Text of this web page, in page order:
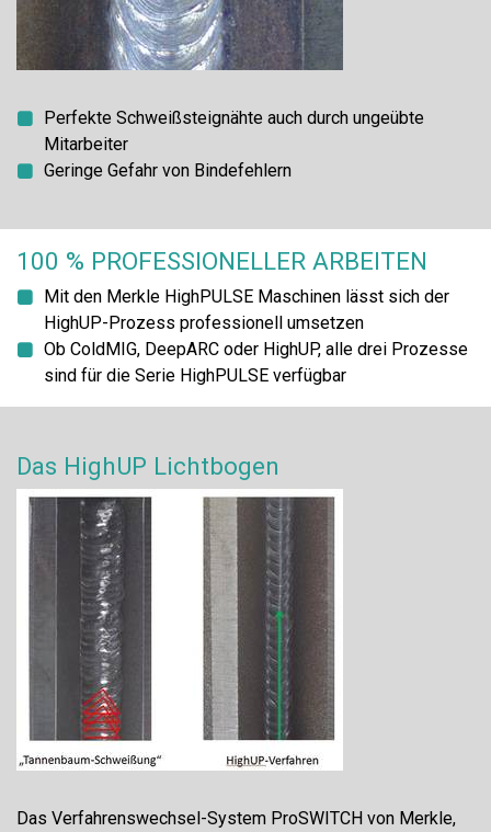
Perfekte Schweißsteignähte auch durch ungeübte
Mitarbeiter
Geringe Gefahr von Bindefehlern
100 % PROFESSIONELLER ARBEITEN
Mit den Merkle HighPULSE Maschinen lässt sich der
HighUP-Prozess professionell umsetzen
Ob ColdMIG, DeepARC oder HighUP, alle drei Prozesse
sind für die Serie HighPULSE verfügbar
Das HighUP Lichtbogen
Das Verfahrenswechsel-System ProSWITCH von Merkle,